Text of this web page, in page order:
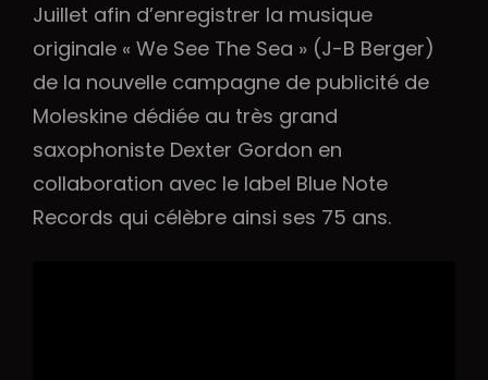
Juillet afin d’enregistrer la musique
originale « We See The Sea » (J-B Berger)
de la nouvelle campagne de publicité de
Moleskine dédiée au très grand
saxophoniste Dexter Gordon en
collaboration avec le label Blue Note
Records qui célèbre ainsi ses 75 ans.